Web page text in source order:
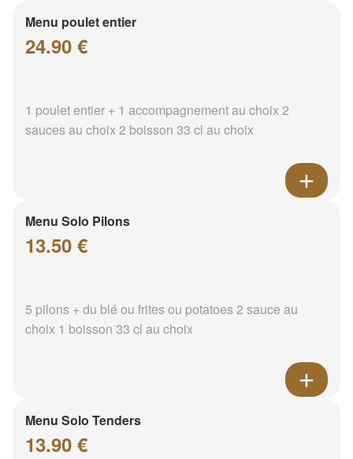
Menu poulet entier
24.90 €
1 poulet entier + 1 accompagnement au choix 2
sauces au choix 2 boisson 33 cl au choix
Menu Solo Pilons
13.50 €
5 pilons + du blé ou frites ou potatoes 2 sauce au
choix 1 boisson 33 cl au choix
Menu Solo Tenders
13.90 €